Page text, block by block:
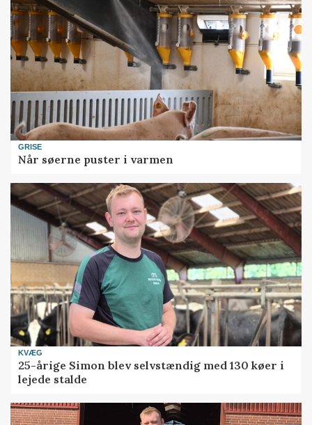
GRISE
Når søerne puster i varmen
KVÆG
25-årige Simon blev selvstændig med 130 køer i
lejede stalde